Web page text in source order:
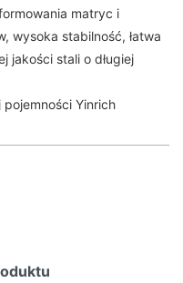
matryc i
wysoka stabilność, łatwa
jakości stali o długiej
Yinrich